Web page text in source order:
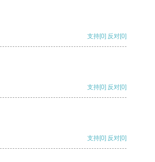
支持[0] 反对[0]
支持[0] 反对[0]
支持[0] 反对[0]